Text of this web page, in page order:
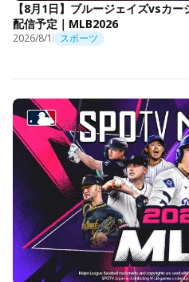
【8月1日】ブルージェイズvsカ
配信予定｜MLB2026
2026/8/1 スポーツ